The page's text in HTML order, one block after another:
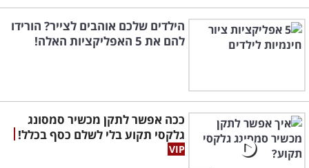
הילדים שלכם אוהבים לצייר? הורידו
להם את 5 האפליקציות האלה!
ככה אפשר לתקן מכשיר סמסונג
גלקסי תקוע בלי לשלם כסף בכלל!